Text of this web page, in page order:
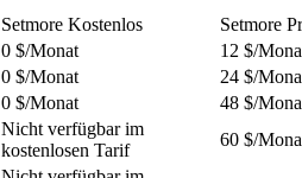
Setmore Kostenlos
Setmore
0 $/Monat
12 $/
0 $/Monat
24 $/
0 $/Monat
48 $/
Nicht verfügbar im
kostenlosen Tarif
60 $/